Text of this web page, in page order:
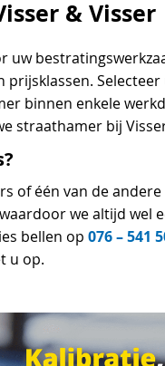
& Visser
binnen enkele
straathamer bij
of één van de
we altijd
bellen op 076 – 541
u op.